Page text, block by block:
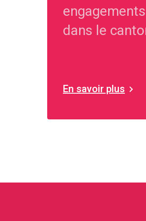
dans le
En savoir plus